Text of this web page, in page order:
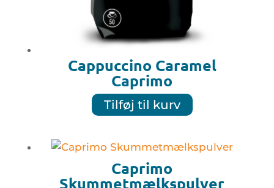
Cappuccino Caramel
Caprimo
Tilføj til kurv
Caprimo
Skummetmælkspulver